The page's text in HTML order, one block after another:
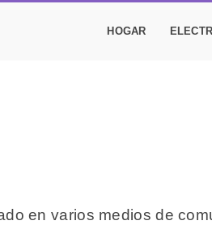
HOGAR
en varios medios de